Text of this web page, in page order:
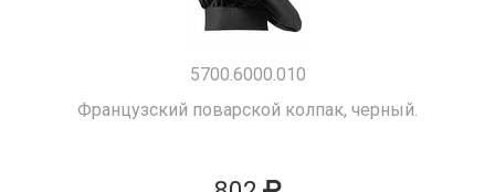
5700.6000.010
Французский поварской колпак, черный.